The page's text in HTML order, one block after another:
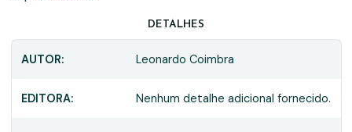
DETALHES
AUTOR: Leonardo Coimbra
EDITORA: Nenhum detalhe adicional fornecido.